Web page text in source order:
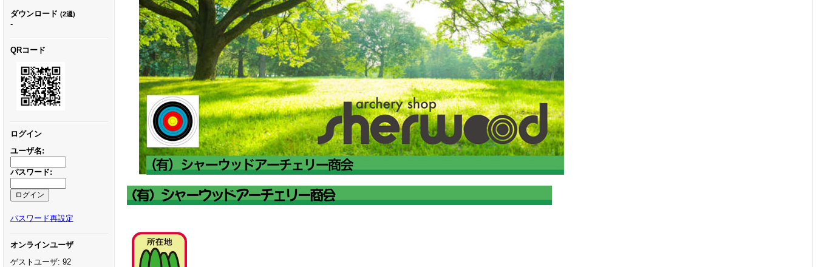
ダウンロード (2週)
-
QRコード
ログイン
ユーザ名:
パスワード:
パスワード再設定
オンラインユーザ
ゲストユーザ: 92